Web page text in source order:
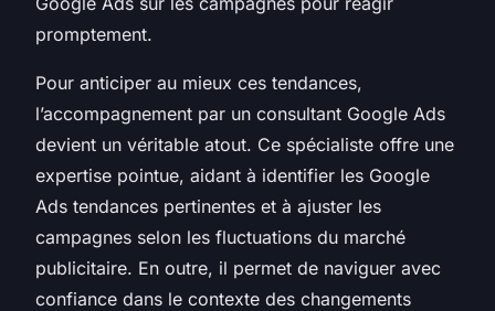
promptement.
Pour anticiper au mieux ces tendances,
l’accompagnement par un consultant Google Ads
devient un véritable atout. Ce spécialiste offre une
expertise pointue, aidant à identifier les Google
Ads tendances pertinentes et à ajuster les
campagnes selon les fluctuations du marché
publicitaire. En outre, il permet de naviguer avec
confiance dans le contexte des changements